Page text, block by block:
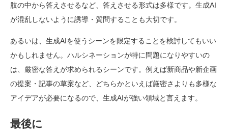
肢の中から答えさせるなど、答えさせる形式は多様です。生成AI
が混乱しないように誘導・質問することも大切です。
あるいは、生成AIを使うシーンを限定することを検討してもいい
かもしれません。ハルシネーションが特に問題になりやすいの
は、厳密な答えが求められるシーンです。例えば新商品や新企画
の提案・記事の草案など、どちらかといえば厳密さよりも多様な
アイデアが必要になるので、生成AIが強い領域と言えます。
最後に